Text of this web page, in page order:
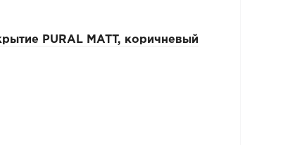
PURAL MATT, коричневый